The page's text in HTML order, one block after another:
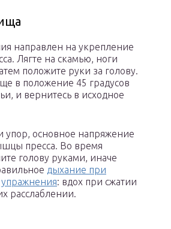
направлен на укрепление
Лягте на скамью, ноги
положите руки за голову.
в положение 45 градусов
и вернитесь в исходное
упор, основное напряжение
пресса. Во время
голову руками, иначе
дыхание при
: вдох при сжатии
расслаблении.